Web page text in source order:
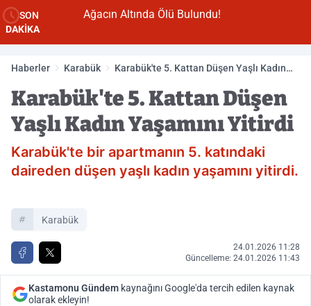
SON
DAKİKA
Ağacın Altında Ölü Bulundu!
Haberler Karabük
Karabük'te 5. Kattan Düşen Yaşlı Kadın
Karabük'te 5. Kattan Düşen
Yaşlı Kadın Yaşamını Yitirdi
Karabük'te bir apartmanın 5. katındaki
daireden düşen yaşlı kadın yaşamını yitirdi.
Karabük
24.01.2026 11:28
Güncelleme: 24.01.2026 11:43
Kastamonu Gündem kaynağını Google'da tercih edilen kaynak
olarak ekleyin!